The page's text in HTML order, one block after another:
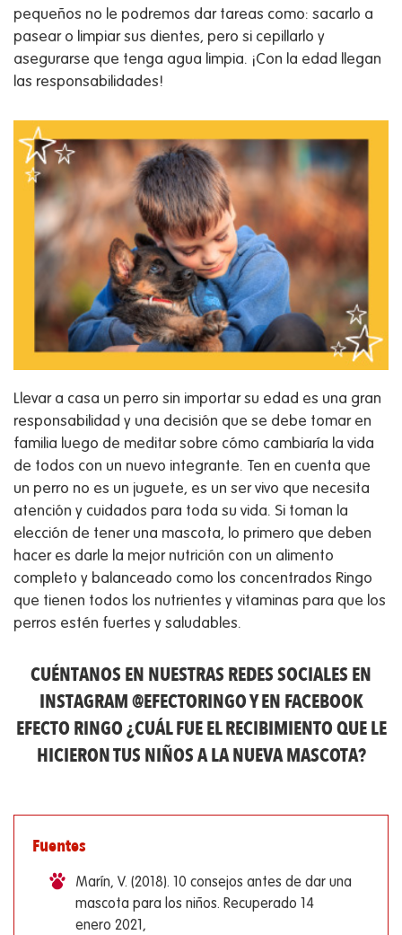
pequeños no le podremos dar tareas como: sacarlo a
pasear o limpiar sus dientes, pero si cepillarlo y
asegurarse que tenga agua limpia. ¡Con la edad llegan
las responsabilidades!
Llevar a casa un perro sin importar su edad es una gran
responsabilidad y una decisión que se debe tomar en
familia luego de meditar sobre cómo cambiaría la vida
de todos con un nuevo integrante. Ten en cuenta que
un perro no es un juguete, es un ser vivo que necesita
atención y cuidados para toda su vida. Si toman la
elección de tener una mascota, lo primero que deben
hacer es darle la mejor nutrición con un alimento
completo y balanceado como los concentrados Ringo
que tienen todos los nutrientes y vitaminas para que los
perros estén fuertes y saludables.
CUÉNTANOS EN NUESTRAS REDES SOCIALES EN
INSTAGRAM @EFECTORINGO Y EN FACEBOOK
EFECTO RINGO ¿CUÁL FUE EL RECIBIMIENTO QUE LE
HICIERON TUS NIÑOS A LA NUEVA MASCOTA?
Fuentes
Marín, V. (2018). 10 consejos antes de dar una
mascota para los niños. Recuperado 14
enero 2021,